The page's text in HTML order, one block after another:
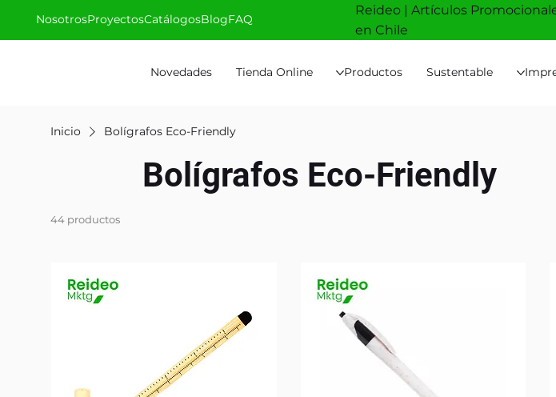
Novedades Tienda Online Productos Sustentable
NosotrosProyectosCatálogosBlogFAQ
Reideo | Artículos
en Chile
Inicio Bolígrafos Eco-Friendly
Bolígrafos Eco-Friendly
44 productos